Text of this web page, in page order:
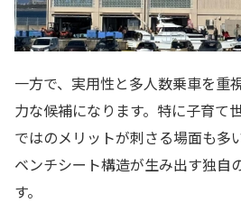
一方で、実用性と多人数乗車を重
力な候補になります。特に子育て
ではのメリットが刺さる場面も多
ベンチシート構造が生み出す独自
す。